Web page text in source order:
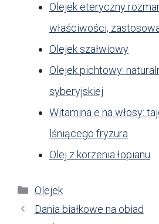
Olejek eteryczny
właściwości,
Olejek szałwiowy
Olejek pichtowy:
syberyjskiej
Witamina e na włosy:
lśniącego fryzura
Olej z korzenia łopianu
Kategorie
Olejek
Dania białkowe na obiad